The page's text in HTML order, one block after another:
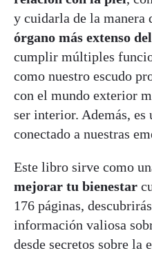
y cuidarla de la manera
órgano más extenso
cumplir múltiples
como nuestro escudo
con el mundo exterior
ser interior. Además, es
conectado a nuestras
Este libro sirve como
mejorar tu bienestar
176 páginas,
información valiosa
desde secretos sobre la